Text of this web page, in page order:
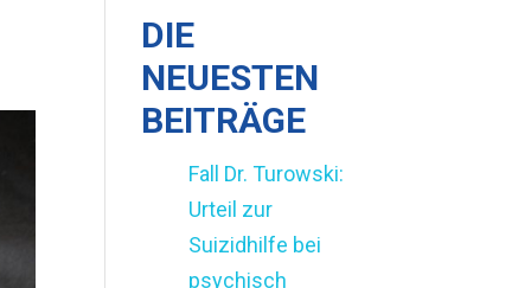
DIE
NEUESTEN
BEITRÄGE
Fall Dr. Turowski:
Urteil zur
Suizidhilfe bei
psychisch